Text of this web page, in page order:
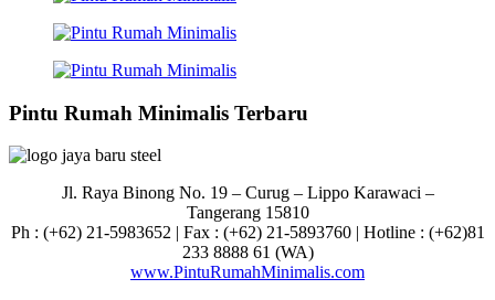
Pintu Rumah Minimalis Terbaru
Jl. Raya Binong No. 19 – Curug – Lippo Karawaci –
Tangerang 15810
Ph : (+62) 21-5983652 | Fax : (+62) 21-5893760 | Hotline : (+62)81
233 8888 61 (WA)
www.PintuRumahMinimalis.com